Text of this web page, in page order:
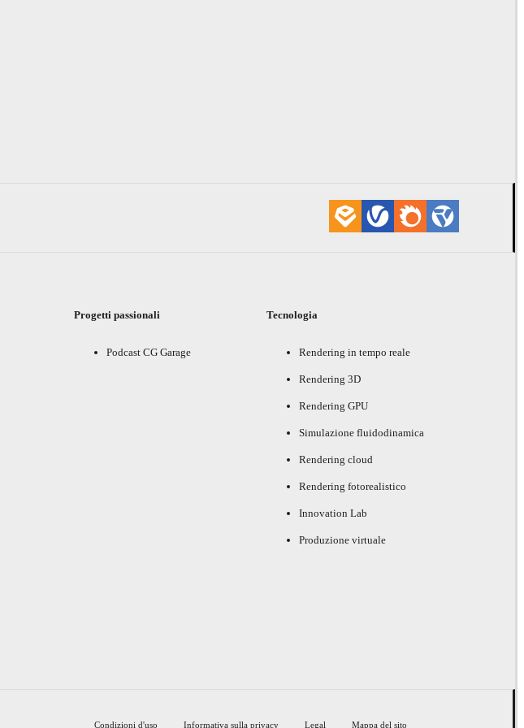
Progetti passionali
Podcast CG Garage
Tecnologia
Rendering in tempo reale
Rendering 3D
Rendering GPU
Simulazione fluidodinamica
Rendering cloud
Rendering fotorealistico
Innovation Lab
Produzione virtuale
Condizioni d'uso Informativa sulla privacy Legal Mappa del sito